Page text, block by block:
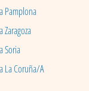
Pamplona
Zaragoza
Soria
La Coruña/A